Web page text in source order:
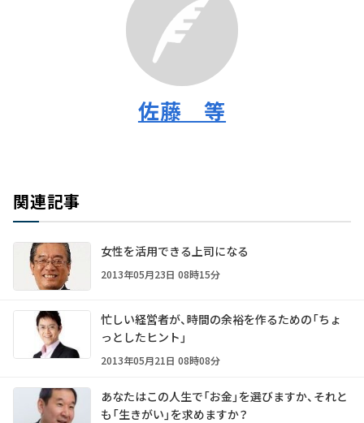
佐藤 等
関連記事
女性を活用できる上司になる
2013年05月23日 08時15分
忙しい経営者が、時間の余裕を作るための「ちょ
っとしたヒント」
2013年05月21日 08時08分
あなたはこの人生で「お金」を選びますか、それと
も「生きがい」を求めますか？